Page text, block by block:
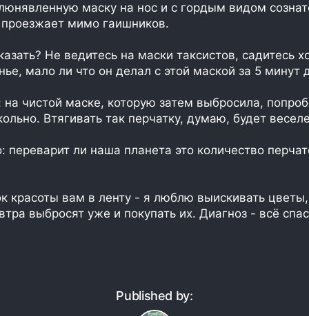
маску на нос и с гордым видом
мимо гаишников.
Не ведитесь на маски таксистов, садитесь
мало ли что он делал с этой маской за 5 минут
на чистой маске, которую затем выбросила,
Втягивать так перчатку, думаю, будет
переварит ли наша планета это количество
красоты вам в ленту - я люблю выискивать
выбросят уже и покупать их. Диагноз - всё
Published by: